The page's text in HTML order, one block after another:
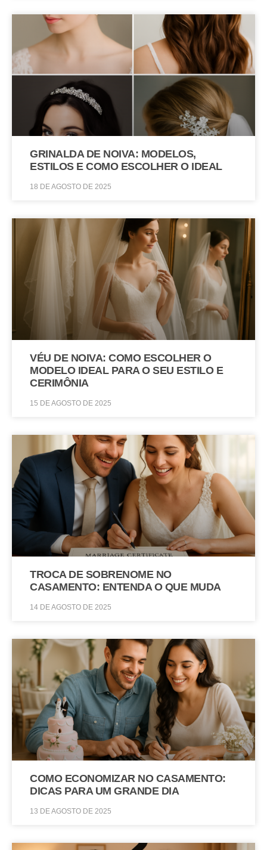
GRINALDA DE NOIVA: MODELOS,
ESTILOS E COMO ESCOLHER O IDEAL
18 DE AGOSTO DE 2025
VÉU DE NOIVA: COMO ESCOLHER O
MODELO IDEAL PARA O SEU ESTILO E
CERIMÔNIA
15 DE AGOSTO DE 2025
TROCA DE SOBRENOME NO
CASAMENTO: ENTENDA O QUE MUDA
14 DE AGOSTO DE 2025
COMO ECONOMIZAR NO CASAMENTO:
DICAS PARA UM GRANDE DIA
13 DE AGOSTO DE 2025